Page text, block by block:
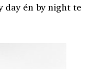
day én by night te